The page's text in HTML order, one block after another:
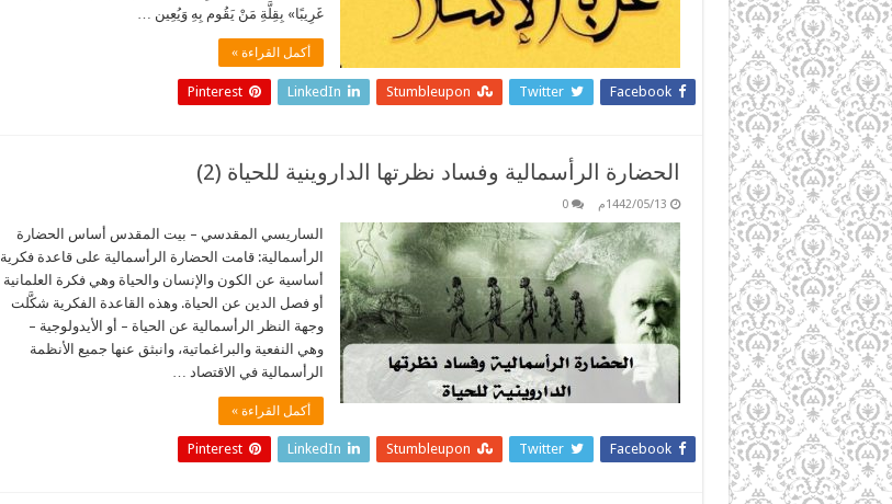
غَرِيبًا» بِقِلَّةِ مَنْ يَقُوم بِهِ وَيُعِين …
أكمل القراءة »
Facebook
Twitter
Stumbleupon
LinkedIn
Pinterest
الحضارة الرأسمالية وفساد نظرتها الداروينية للحياة (2)
1442/05/13م 0
الساريسي المقدسي – بيت المقدس أساس الحضارة
الرأسمالية: قامت الحضارة الرأسمالية على قاعدة فكرية
أساسية عن الكون والإنسان والحياة وهي فكرة العلمانية
أو فصل الدين عن الحياة. وهذه القاعدة الفكرية شكَّلت
وجهة النظر الرأسمالية عن الحياة – أو الأيدولوجية –
وهي النفعية والبراغماتية، وانبثق عنها جميع الأنظمة
الرأسمالية في الاقتصاد …
أكمل القراءة »
Facebook
Twitter
Stumbleupon
LinkedIn
Pinterest